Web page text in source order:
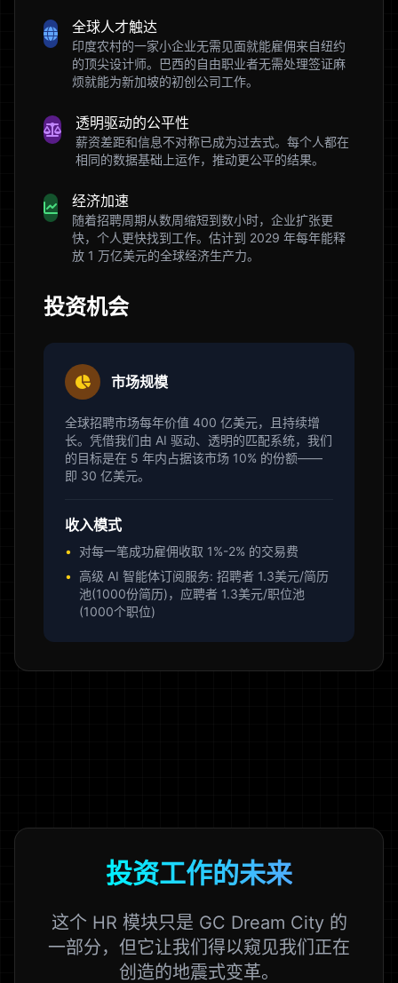
全球人才触达
印度农村的一家小企业无需见面就能雇佣来自纽约
的顶尖设计师。巴西的自由职业者无需处理签证麻
烦就能为新加坡的初创公司工作。
透明驱动的公平性
薪资差距和信息不对称已成为过去式。每个人都在
相同的数据基础上运作，推动更公平的结果。
经济加速
随着招聘周期从数周缩短到数小时，企业扩张更
快，个人更快找到工作。估计到 2029 年每年能释
放 1 万亿美元的全球经济生产力。
投资机会
市场规模
全球招聘市场每年价值 400 亿美元，且持续增
长。凭借我们由 AI 驱动、透明的匹配系统，我们
的目标是在 5 年内占据该市场 10% 的份额——
即 30 亿美元。
收入模式
•
对每一笔成功雇佣收取 1%-2% 的交易费
• 高级 AI 智能体订阅服务: 招聘者 1.3美元/简历
池(1000份简历)，应聘者 1.3美元/职位池
(1000个职位)
投资工作的未来
这个 HR 模块只是 GC Dream City 的
一部分，但它让我们得以窥见我们正在
创造的地震式变革。